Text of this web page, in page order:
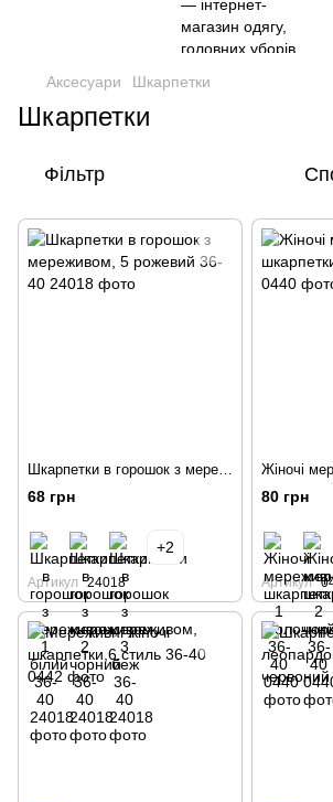
Аксесуари Шкарпетки
Шкарпетки
Фільтр
Шкарпетки в горошок з мереживом, 5 рожевий 36-40
68 грн
+2
Артикул 24018
80 грн
Артикул